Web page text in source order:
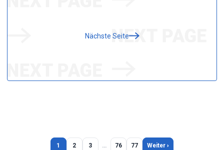
Nächste Seite
1 2 3 … 76 77 Weiter ›